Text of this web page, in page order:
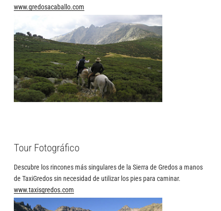
www.gredosacaballo.com
Tour Fotográfico
Descubre los rincones más singulares de la Sierra de Gredos a manos
de TaxiGredos sin necesidad de utilizar los pies para caminar.
www.taxisgredos.com